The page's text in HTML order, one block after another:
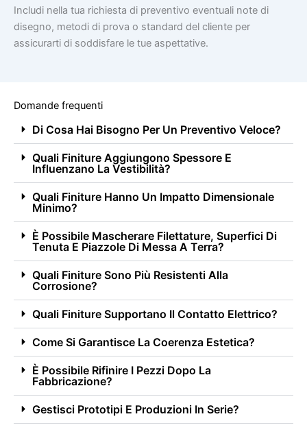
Includi nella tua richiesta di preventivo eventuali note di
disegno, metodi di prova o standard del cliente per
assicurarti di soddisfare le tue aspettative.
Domande frequenti
Di Cosa Hai Bisogno Per Un Preventivo Veloce?
Quali Finiture Aggiungono Spessore E
Influenzano La Vestibilità?
Quali Finiture Hanno Un Impatto Dimensionale
Minimo?
È Possibile Mascherare Filettature, Superfici Di
Tenuta E Piazzole Di Messa A Terra?
Quali Finiture Sono Più Resistenti Alla
Corrosione?
Quali Finiture Supportano Il Contatto Elettrico?
Come Si Garantisce La Coerenza Estetica?
È Possibile Rifinire I Pezzi Dopo La
Fabbricazione?
Gestisci Prototipi E Produzioni In Serie?